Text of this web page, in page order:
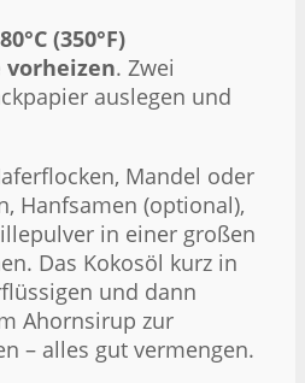
(350°F)
. Zwei
auslegen und
Mandel oder
Hanfsamen (optional),
in einer großen
Das Kokosöl kurz in
und dann
Ahornsirup zur
– alles gut vermengen.